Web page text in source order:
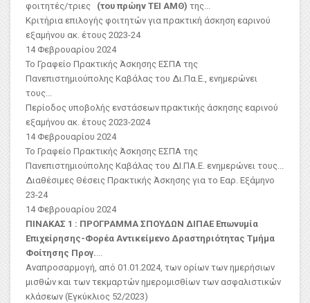
φοιτητές/τριες (του πρώην ΤΕΙ ΑΜΘ) της...
Κριτήρια επιλογής φοιτητών για πρακτική άσκηση εαρινού
εξαμήνου ακ. έτους 2023-24
14 Φεβρουαρίου 2024
Το Γραφείο Πρακτικής Άσκησης ΕΣΠΑ της
Πανεπιστημιούπολης Καβάλας του Δι.Πα.Ε., ενημερώνει
τους...
Περίοδος υποβολής ενστάσεων πρακτικής άσκησης εαρινού
εξαμήνου ακ. έτους 2023-2024
14 Φεβρουαρίου 2024
Το Γραφείο Πρακτικής Άσκησης ΕΣΠΑ της
Πανεπιστημιούπολης Καβάλας του ΔΙ.ΠΑ.Ε. ενημερώνει τους...
Διαθέσιμες Θέσεις Πρακτικής Άσκησης για το Εαρ. Εξάμηνο
23-24
14 Φεβρουαρίου 2024
ΠΙΝΑΚΑΣ 1 : ΠΡΟΓΡΑΜΜΑ ΣΠΟΥΔΩΝ ΔΙΠΑΕ Επωνυμία
Επιχείρησης-Φορέα Αντικείμενο Δραστηριότητας Τμήμα
Φοίτησης Προγ....
Αναπροσαρμογή, από 01.01.2024, των ορίων των ημερήσιων
μισθών και των τεκμαρτών ημερομισθίων των ασφαλιστικών
κλάσεων (Εγκύκλιος 52/2023)